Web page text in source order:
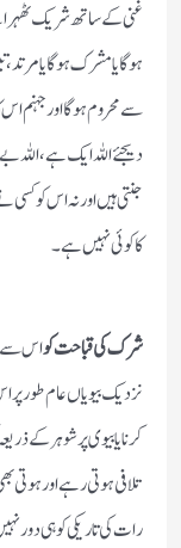
غنی کے ساتھ شریک
ہوگا یا مشرک ہوگا یا
سے محروم ہوگا اور جہنم
دیجئے اللہ ایک ہے، اللہ
جنتی ہیں اور نہ اس کو کسی
کا کوئی نہیں ہے۔
شرک کی قباحت کواس سے
نزدیک بیویاں عام طور پر
کرنایا بیوی پر شوہر کے
تلافی ہوتی رہے اور
رات کی تاریکی کو ہی دور